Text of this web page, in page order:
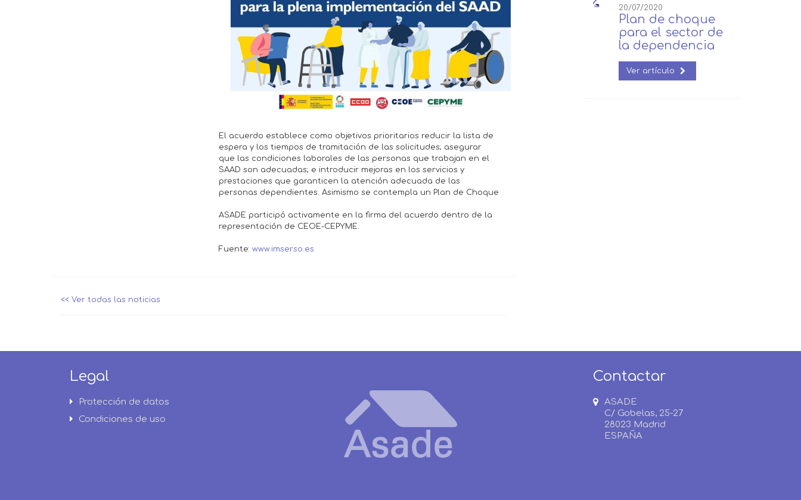
El acuerdo establece como objetivos prioritarios reducir la lista de
espera y los tiempos de tramitación de las solicitudes; asegurar
que las condiciones laborales de las personas que trabajan en el
SAAD son adecuadas; e introducir mejoras en los servicios y
prestaciones que garanticen la atención adecuada de las
personas dependientes. Asimismo se contempla un Plan de Choque
ASADE participó activamente en la firma del acuerdo dentro de la
representación de CEOE-CEPYME.
Fuente: www.imserso.es
<< Ver todas las noticias
20/07/2020
Plan de choque
para el sector de
la dependencia
Ver artículo
Legal
Protección de datos
Condiciones de uso
Contactar
ASADE
C/ Gobelas, 25-27
28023 Madrid
ESPAÑA